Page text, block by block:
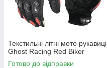
Текстильні літні мото рукавиці
Ghost Racing Red Biker
Готово до відправки